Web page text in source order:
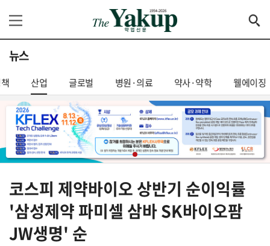
뉴스
산업 글로벌 병원·의료 약사·약학 웰에이징
코스피 제약바이오 상반기 순이익률
'삼성제약 파미셀 삼바 SK바이오팜
JW생명' 순